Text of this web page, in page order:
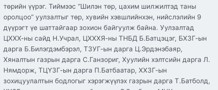
төрийн үүрэг. Тиймээс “Шилэн төр, цахим шилжилтэд таны
оролцоо” уулзалтыг төр, хувийн хэвшлийнхэн, нийслэлийн 9
дүүрэгт үе шаттайгаар зохион байгуулж байна. Уулзалтад
ЦХХХ-ны сайд Н.Учрал, ЦХХХЯ-ны ТНБД Б.Батцэцэг, БХЗГ-ын
дарга Б.Билэгдэмбэрэл, ТЗУГ-ын дарга Ц.Эрдэнэбаяр,
Хяналтын газрын дарга С.Ганзориг, Хуулийн хэлтсийн дарга Л.
Нямдорж, ТЦҮЗГ-ын дарга П.Батбаатар, ХХЗГ-ын
зохицуулалтын бодлогыг хэрэгжүүлэх газрын дарга Т.Батболд,